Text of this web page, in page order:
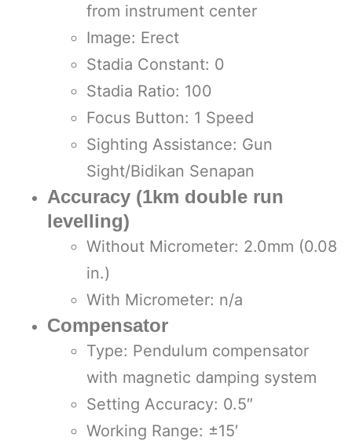
from instrument center
Image: Erect
Stadia Constant: 0
Stadia Ratio: 100
Focus Button: 1 Speed
Sighting Assistance: Gun
Sight/Bidikan Senapan
Accuracy (1km double run
levelling)
Without Micrometer: 2.0mm (0.08
in.)
With Micrometer: n/a
Compensator
Type: Pendulum compensator
with magnetic damping system
Setting Accuracy: 0.5″
Working Range: ±15′